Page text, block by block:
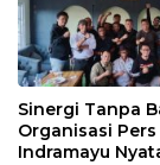
Sinergi Tanpa
Organisasi Pers
Indramayu